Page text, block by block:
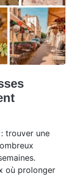
trouver une
où prolonger